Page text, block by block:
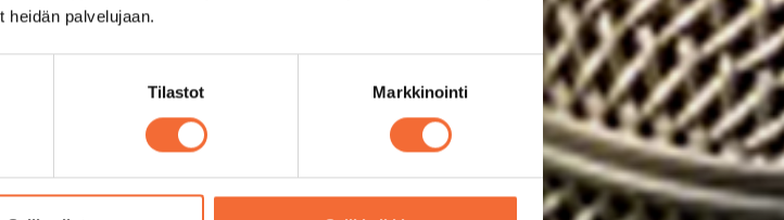
heidän palvelujaan.
Tilastot Markkinointi